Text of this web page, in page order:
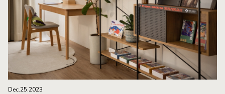
Dec.25.2023